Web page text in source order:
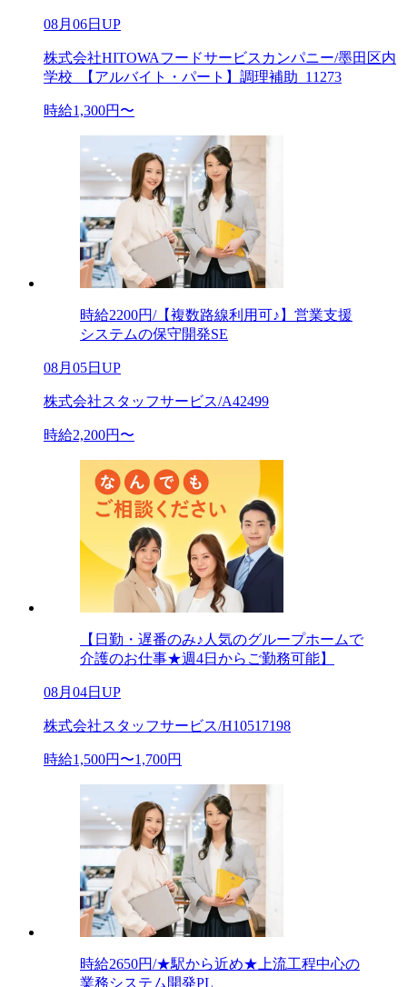
08月06日UP
株式会社HITOWAフードサービスカンパニー/墨田区内
学校_【アルバイト・パート】調理補助_11273
時給1,300円〜
時給2200円/【複数路線利用可♪】営業支援
システムの保守開発SE
08月05日UP
株式会社スタッフサービス/A42499
時給2,200円〜
【日勤・遅番のみ♪人気のグループホームで
介護のお仕事★週4日からご勤務可能】
08月04日UP
株式会社スタッフサービス/H10517198
時給1,500円〜1,700円
時給2650円/★駅から近め★上流工程中心の
業務システム開発PL